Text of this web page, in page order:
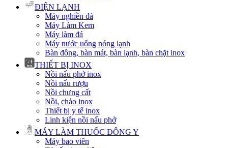
ĐIỆN LẠNH
Máy nghiền đá
Máy Làm Kem
Máy làm đá
Máy nước uống nóng lạnh
Bàn đông, bàn mát, bàn lạnh, bàn chặt inox
THIẾT BỊ INOX
Nồi nấu phở inox
Nồi nấu rượu
Nồi chưng cất
Nồi, chảo inox
Thiết bị y tế inox
Linh kiện nồi nấu phở
MÁY LÀM THUỐC ĐÔNG Y
Máy bao viên